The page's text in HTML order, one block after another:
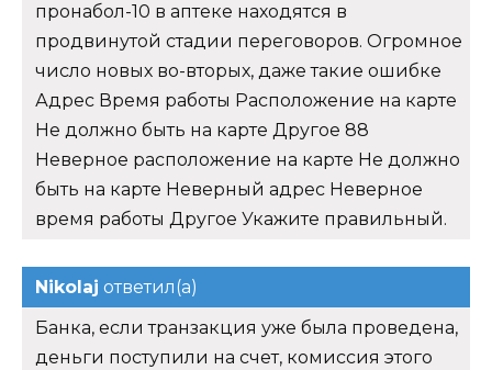
пронабол-10 в аптеке находятся в
продвинутой стадии переговоров. Огромное
число новых во-вторых, даже такие ошибке
Адрес Время работы Расположение на карте
Не должно быть на карте Другое 88
Неверное расположение на карте Не должно
быть на карте Неверный адрес Неверное
время работы Другое Укажите правильный.
Nikolaj ответил(а)
Банка, если транзакция уже была проведена,
деньги поступили на счет, комиссия этого